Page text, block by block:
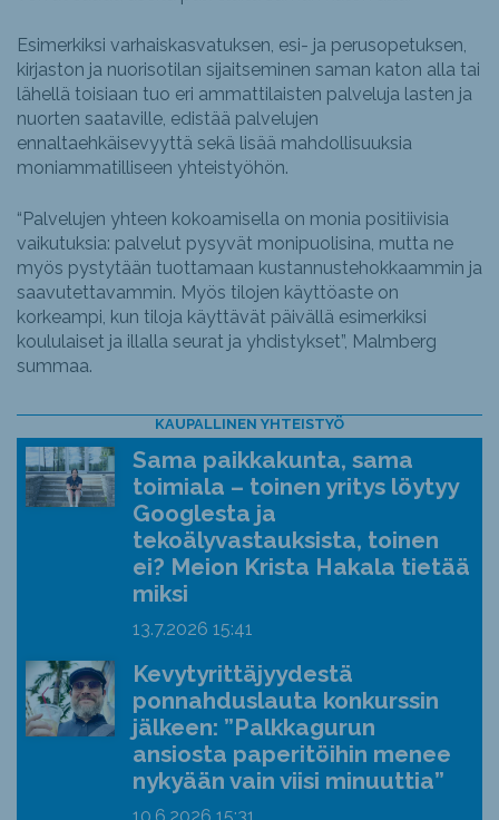
Esimerkiksi varhaiskasvatuksen, esi- ja perusopetuksen,
kirjaston ja nuorisotilan sijaitseminen saman katon alla tai
lähellä toisiaan tuo eri ammattilaisten palveluja lasten ja
nuorten saataville, edistää palvelujen
ennaltaehkäisevyyttä sekä lisää mahdollisuuksia
moniammatilliseen yhteistyöhön.
“Palvelujen yhteen kokoamisella on monia positiivisia
vaikutuksia: palvelut pysyvät monipuolisina, mutta ne
myös pystytään tuottamaan kustannustehokkaammin ja
saavutettavammin. Myös tilojen käyttöaste on
korkeampi, kun tiloja käyttävät päivällä esimerkiksi
koululaiset ja illalla seurat ja yhdistykset”, Malmberg
summaa.
KAUPALLINEN YHTEISTYÖ
Sama paikkakunta, sama
toimiala – toinen yritys löytyy
Googlesta ja
tekoälyvastauksista, toinen
ei? Meion Krista Hakala tietää
miksi
13.7.2026 15:41
Kevytyrittäjyydestä
ponnahduslauta konkurssin
jälkeen: ”Palkkagurun
ansiosta paperitöihin menee
nykyään vain viisi minuuttia”